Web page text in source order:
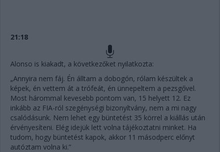
21:18
Alonso is kiakadt, a következőket nyilatkozta:
„Annyira nem fáj. Én álltam a dobogón, rólam készültek a
képek, én vettem át a trófeát, én ünnepeltem a pezsgővel.
Most hárommal kevesebb pontom van, 15 helyett 12. Ez
inkább az FIA-ról szegénységi bizonyítvány, nem a mi nagy
csalódásunk. Nem lehet egy büntetést 35 körrel a kiállás után
érvényesíteni. Elég idejük lett volna tájékoztatni minket. Ha
tudom, hogy büntetést kapok, akkor 11 másodperc előnyt
autóztam volna ki.”